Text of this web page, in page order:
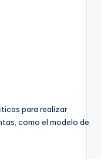
para realizar
como el modelo de